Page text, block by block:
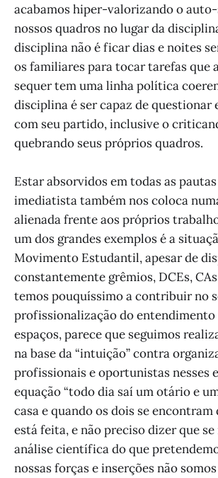
acabamos hiper-valorizando o
nossos quadros no lugar da
disciplina não é ficar dias e noites
os familiares para tocar tarefas que
sequer tem uma linha política
disciplina é ser capaz de
com seu partido, inclusive o
quebrando seus próprios quadros.
Estar absorvidos em todas as
imediatista também nos coloca
alienada frente aos próprios
um dos grandes exemplos é a
Movimento Estudantil, apesar de
constantemente grêmios, DCEs,
temos pouquíssimo a contribuir no
profissionalização do entendimento
espaços, parece que seguimos
na base da “intuição” contra
profissionais e oportunistas nesses
equação “todo dia saí um otário e
casa e quando os dois se encontram
está feita, e não preciso dizer que
análise científica do que
nossas forças e inserções não